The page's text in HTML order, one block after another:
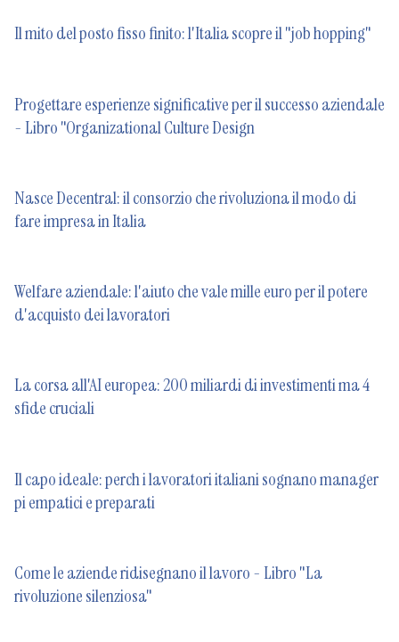
Il mito del posto fisso finito: l'Italia scopre il "job hopping"
Progettare esperienze significative per il successo aziendale
- Libro "Organizational Culture Design
Nasce Decentral: il consorzio che rivoluziona il modo di
fare impresa in Italia
Welfare aziendale: l'aiuto che vale mille euro per il potere
d'acquisto dei lavoratori
La corsa all'AI europea: 200 miliardi di investimenti ma 4
sfide cruciali
Il capo ideale: perch i lavoratori italiani sognano manager
pi empatici e preparati
Come le aziende ridisegnano il lavoro - Libro "La
rivoluzione silenziosa"